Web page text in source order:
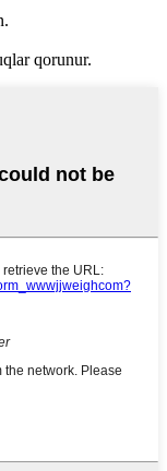
qorunur.